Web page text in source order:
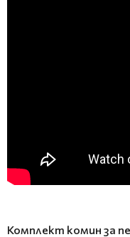
Комплект комин за